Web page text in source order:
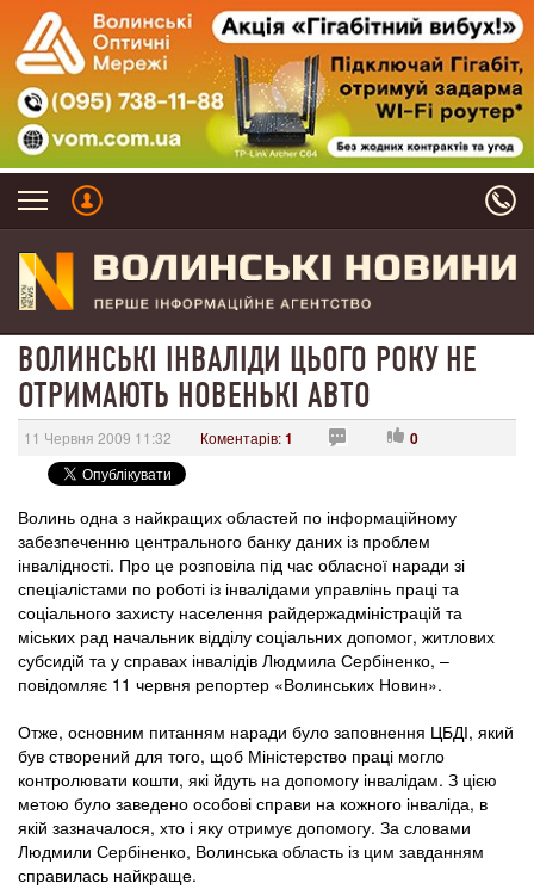
ВОЛИНСЬКІ ІНВАЛІДИ ЦЬОГО РОКУ НЕ
ОТРИМАЮТЬ НОВЕНЬКІ АВТО
11 Червня 2009 11:32 Коментарів:1 0
Волинь одна з найкращих областей по інформаційному
забезпеченню центрального банку даних із проблем
інвалідності. Про це розповіла під час обласної наради зі
спеціалістами по роботі із інвалідами управлінь праці та
соціального захисту населення райдержадміністрацій та
міських рад начальник відділу соціальних допомог, житлових
субсидій та у справах інвалідів Людмила Сербіненко, –
повідомляє 11 червня репортер «Волинських Новин».
Отже, основним питанням наради було заповнення ЦБДІ, який
був створений для того, щоб Міністерство праці могло
контролювати кошти, які йдуть на допомогу інвалідам. З цією
метою було заведено особові справи на кожного інваліда, в
якій зазначалося, хто і яку отримує допомогу. За словами
Людмили Сербіненко, Волинська область із цим завданням
справилась найкраще.